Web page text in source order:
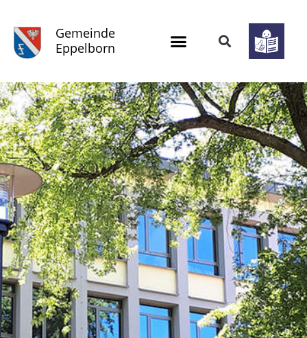
Gemeinde
Eppelborn